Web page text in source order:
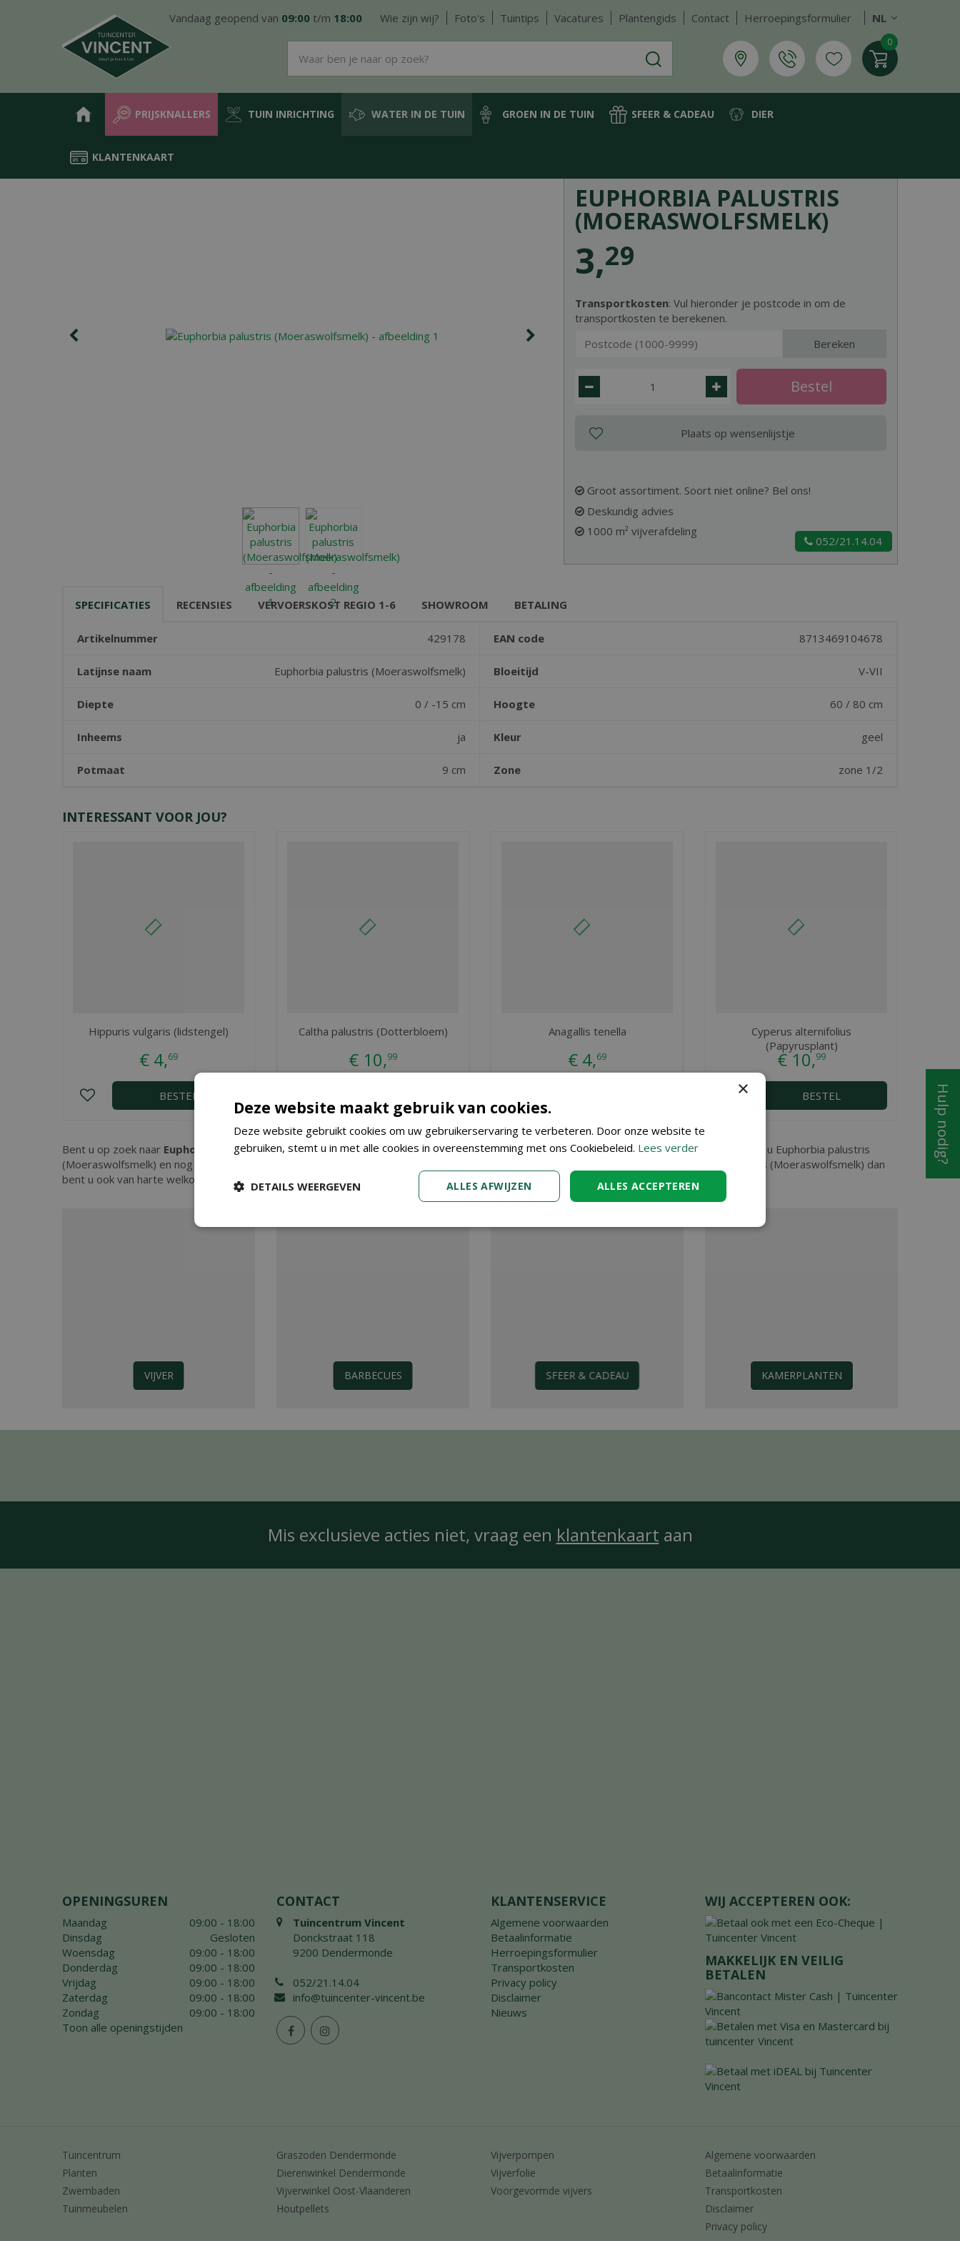
Home Producten Water in de tuin
Vandaag geopend van 09:00 t/m 18:00 Wie zijn wij? Foto's Tuintips Vacatures Plantengids Contact Herroepingsformulier NL
PRIJSKNALLERS TUIN INRICHTING WATER IN DE TUIN GROEN IN DE TUIN SFEER & CADEAU DIER
KLANTENKAART
EUPHORBIA PALUSTRIS
(MOERASWOLFSMELK)
Transportkosten: Vul hieronder je postcode in om de
transportkosten te berekenen.
Bereken
3,29
Groot assortiment. Soort niet online? Bel ons!
Deskundig advies
1000 m² vijverafdeling
052/21.14.04
SPECIFICATIES RECENSIES VERVOERSKOST REGIO 1-6 SHOWROOM BETALING
Artikelnummer 429178 EAN code 8713469104678
Latijnse naam Euphorbia palustris (Moeraswolfsmelk) Bloeitijd V-VII
Diepte 0 / -15 cm Hoogte 60 / 80 cm
Inheems ja Kleur geel
Potmaat 9 cm Zone zone 1/2
INTERESSANT VOOR JOU?
Hippuris vulgaris (lidstengel)
€ 4,69
BESTEL
Caltha palustris (Dotterbloem)
€ 10,99
Anagallis tenella
€ 4,69
Cyperus alternifolius
(Papyrusplant)
€ 10,99
BESTEL
Bent u op zoek naar Euphorbia palustris (Moeraswolfsmelk)? Bij Tuincenter Vincent in Dendermonde, nabij Aalst, Gent en Sint Niklaas, vindt u Euphorbia palustris
(Moeraswolfsmelk) en nog vele andere tuinartikelen. Kopen doet u eenvoudig in onze webshop. Wilt u meer informatie over Euphorbia palustris (Moeraswolfsmelk) dan
bent u ook van harte welkom in ons tuincenter waar onze ervaren medewerkers u kunnen adviseren. Graag tot ziens!
VIJVER BARBECUES SFEER & CADEAU KAMERPLANTEN
Mis exclusieve acties niet, vraag een klantenkaart aan
OPENINGSUREN
Maandag
09:00 - 18:00
Dinsdag
Gesloten
Woensdag
09:00 - 18:00
Donderdag
09:00 - 18:00
Vrijdag
09:00 - 18:00
Zaterdag
09:00 - 18:00
Zondag
09:00 - 18:00
Toon alle openingstijden
CONTACT
Tuincentrum Vincent
Donckstraat 118
9200 Dendermonde
052/21.14.04
info@tuincenter-vincent.be
KLANTENSERVICE
Algemene voorwaarden
Betaalinformatie
Herroepingsformulier
Transportkosten
Privacy policy
Disclaimer
Nieuws
WIJ ACCEPTEREN OOK:
MAKKELIJK EN VEILIG
BETALEN
Tuincentrum
Planten
Zwembaden
Tuinmeubelen
Graszoden Dendermonde
Dierenwinkel Dendermonde
Vijverwinkel Oost-Vlaanderen
Houtpellets
Vijverpompen
Vijverfolie
Voorgevormde vijvers
Algemene voorwaarden
Betaalinformatie
Transportkosten
Disclaimer
Privacy policy
Hulp nodig?
×
Deze website maakt gebruik van cookies.
Deze website gebruikt cookies om uw gebruikerservaring te verbeteren. Door onze website te
gebruiken, stemt u in met alle cookies in overeenstemming met ons Cookiebeleid. Lees verder
ALLES ACCEPTEREN
ALLES AFWIJZEN
DETAILS WEERGEVEN